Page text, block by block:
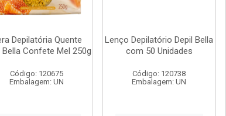
Depilatória Quente
Bella Confete Mel 250g
Código: 120675
Embalagem: UN
Lenço Depilatório Depil Bella
com 50 Unidades
Código: 120738
Embalagem: UN